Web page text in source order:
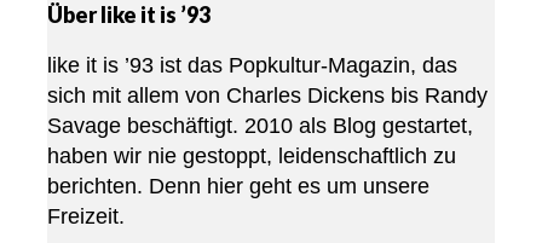
Über like it is ’93
like it is ’93 ist das Popkultur-Magazin, das
sich mit allem von Charles Dickens bis Randy
Savage beschäftigt. 2010 als Blog gestartet,
haben wir nie gestoppt, leidenschaftlich zu
berichten. Denn hier geht es um unsere
Freizeit.